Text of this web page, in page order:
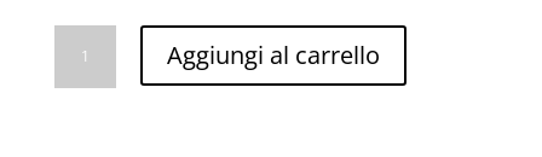
Rosario
Con
Aggiungi al carrello